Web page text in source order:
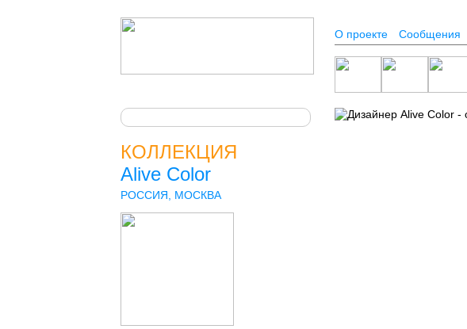
О проекте Сообщения
КОЛЛЕКЦИЯ
Alive Color
РОССИЯ, МОСКВА